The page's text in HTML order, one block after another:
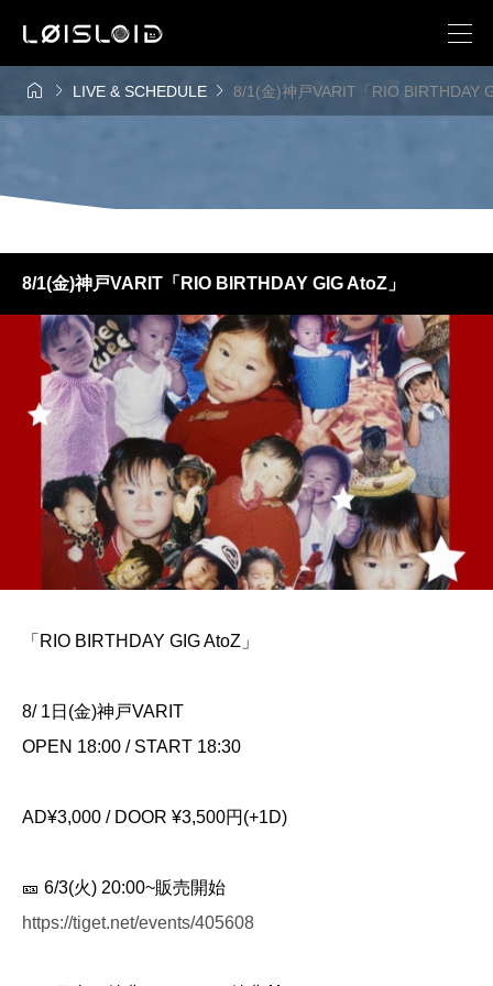
  LIVE & SCHEDULE  8/1(金)神戸VARIT「RIO BIRTHDAY
8/1(金)神戸VARIT「RIO BIRTHDAY GIG AtoZ」
「RIO BIRTHDAY GIG AtoZ」
8/ 1日(金)神戸VARIT
OPEN 18:00 / START 18:30
AD¥3,000 / DOOR ¥3,500円(+1D)
🎫 6/3(火) 20:00~販売開始
https://tiget.net/events/405608